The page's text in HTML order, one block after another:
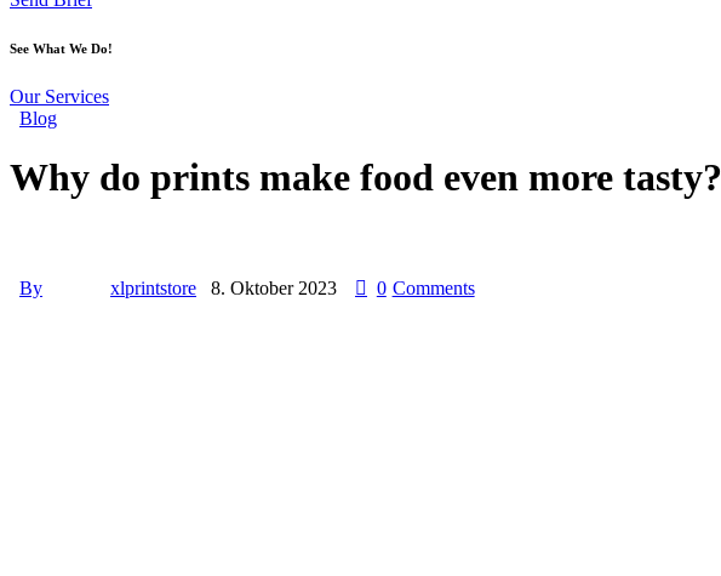
See What We Do!
Our Services
Blog
Why do prints make food even more tasty?
By xlprintstore 8. Oktober 2023 0 Comments